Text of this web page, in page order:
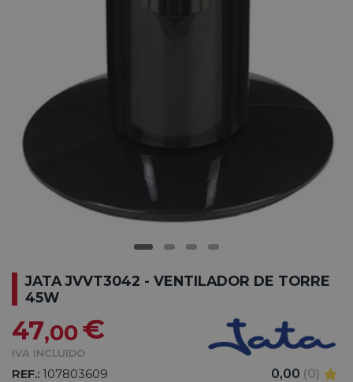
JATA JVVT3042 - VENTILADOR DE TORRE
45W
47,00€
IVA INCLUIDO
REF.: 107803609 0,00 (0)